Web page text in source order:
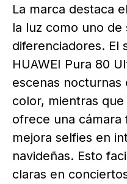
La marca destaca
la luz como uno de
diferenciadores. El
HUAWEI Pura 80
escenas
color, mientras que
ofrece una cámara
mejora selfies en
navideñas. Esto
claras en